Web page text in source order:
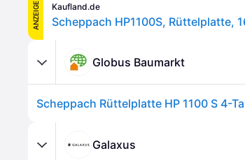
ANZEIGE Kaufland.de
Globus Baumarkt
Scheppach Rüttelplatte HP 1100 S 4-
Galaxus